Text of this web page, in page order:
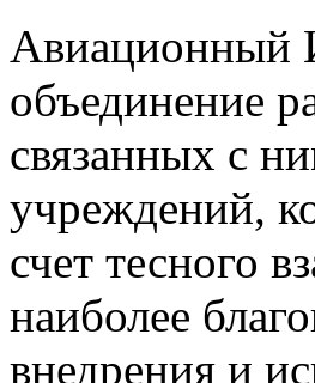
Авиационный
объединение
связанных с
учреждений,
счет тесного
наиболее
внедрения и